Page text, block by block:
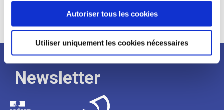
continuez à utiliser notre site Web.
Autoriser tous les cookies
Utiliser uniquement les cookies nécessaires
recrutement
Newsletter